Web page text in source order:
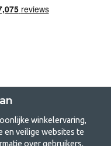
winkel voor
winkelervaring,
en veilige websites te
over gebruikers,